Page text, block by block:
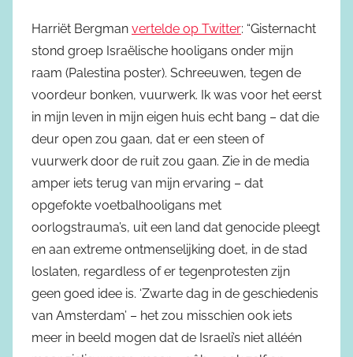
Harriët Bergman vertelde op Twitter: “Gisternacht
stond groep Israëlische hooligans onder mijn
raam (Palestina poster). Schreeuwen, tegen de
voordeur bonken, vuurwerk. Ik was voor het eerst
in mijn leven in mijn eigen huis echt bang – dat die
deur open zou gaan, dat er een steen of
vuurwerk door de ruit zou gaan. Zie in de media
amper iets terug van mijn ervaring – dat
opgefokte voetbalhooligans met
oorlogstrauma’s, uit een land dat genocide pleegt
en aan extreme ontmenselijking doet, in de stad
loslaten, regardless of er tegenprotesten zijn
geen goed idee is. ‘Zwarte dag in de geschiedenis
van Amsterdam’ – het zou misschien ook iets
meer in beeld mogen dat de Israeli’s niet alléén